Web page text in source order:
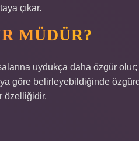
çıkar.
MÜDÜR?
uydukça daha özgür
göre belirleyebildiğinde
özelliğidir.